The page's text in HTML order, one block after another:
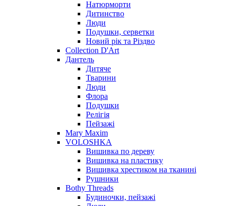
Натюрморти
Дитинство
Люди
Подушки, серветки
Новий рік та Різдво
Collection D'Art
Дантель
Дитяче
Тварини
Люди
Флора
Подушки
Релігія
Пейзажі
Mary Maxim
VOLOSHKA
Вишивка по дереву
Вишивка на пластику
Вишивка хрестиком на тканині
Рушники
Bothy Threads
Будиночки, пейзажі